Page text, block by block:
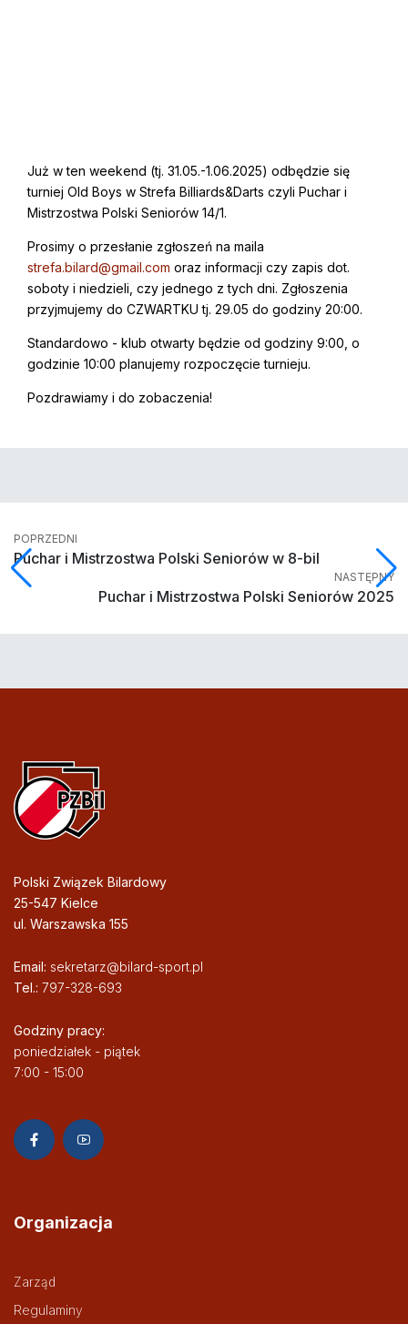
Już w ten weekend (tj. 31.05.-1.06.2025) odbędzie się
turniej Old Boys w Strefa Billiards&Darts czyli Puchar i
Mistrzostwa Polski Seniorów 14/1.
Prosimy o przesłanie zgłoszeń na maila
strefa.bilard@gmail.com oraz informacji czy zapis dot.
soboty i niedzieli, czy jednego z tych dni. Zgłoszenia
przyjmujemy do CZWARTKU tj. 29.05 do godziny 20:00.
Standardowo - klub otwarty będzie od godziny 9:00, o
godzinie 10:00 planujemy rozpoczęcie turnieju.
Pozdrawiamy i do zobaczenia!
POPRZEDNI
Puchar i Mistrzostwa Polski Seniorów w 8-bil
NASTĘPNY
Puchar i Mistrzostwa Polski Seniorów 2025
Polski Związek Bilardowy
25-547 Kielce
ul. Warszawska 155
Email: sekretarz@bilard-sport.pl
Tel.: 797-328-693
Godziny pracy:
poniedziałek - piątek
7:00 - 15:00
Organizacja
Zarząd
Regulaminy